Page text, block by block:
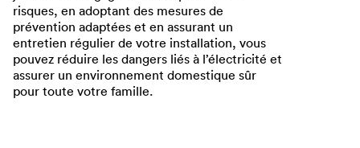
risques, en adoptant des mesures de
prévention adaptées et en assurant un
entretien régulier de votre installation, vous
pouvez réduire les dangers liés à l’électricité et
assurer un environnement domestique sûr
pour toute votre famille.